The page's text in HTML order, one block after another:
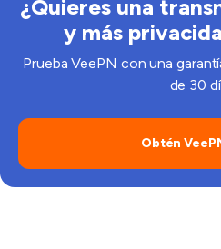
¿Quieres una
y más
Prueba VeePN con una
de 30
Obtén